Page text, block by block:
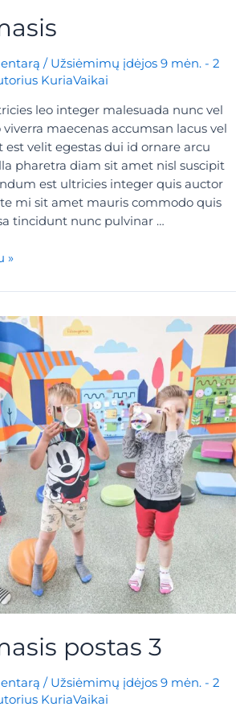
/ Užsiėmimų įdėjos 9 mėn. - 2
KuriaVaikai
leo integer malesuada nunc vel
maecenas accumsan lacus vel
est velit egestas dui id ornare arcu
pharetra diam sit amet nisl suscipit
est ultricies integer quis auctor
mi sit amet mauris commodo quis
tincidunt nunc pulvinar …
»
postas 3
/ Užsiėmimų įdėjos 9 mėn. - 2
KuriaVaikai